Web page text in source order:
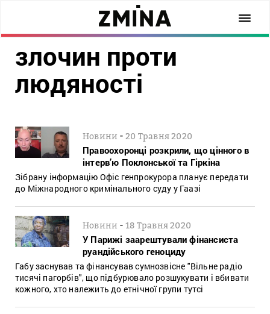
злочин проти
людяності
Новини -20 Травня 2020
Правоохоронці розкрили, що цінного в
інтерв’ю Поклонської та Гіркіна
Зібрану інформацію Офіс генпрокурора планує передати
до Міжнародного кримінального суду у Гаазі
Новини -18 Травня 2020
У Парижі заарештували фінансиста
руандійського геноциду
Габу заснував та фінансував сумнозвісне "Вільне радіо
тисячі пагорбів", що підбурювало розшукувати і вбивати
кожного, хто належить до етнічної групи тутсі